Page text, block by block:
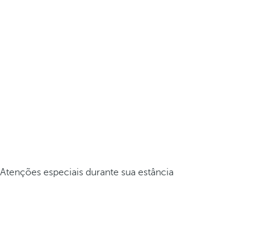
Atenções especiais durante sua estância